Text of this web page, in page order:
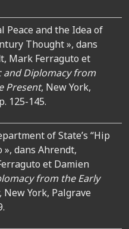
Peace and the Idea of
Thought », dans
Mark Ferraguto et
and Diplomacy from
Present, New York,
125-145.
of State’s “Hip
», dans Ahrendt,
et Damien
from the Early
, New York, Palgrave